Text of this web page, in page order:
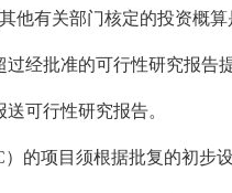
有关部门核定的投资概算
批准的可行性研究报告
可行性研究报告。
项目须根据批复的初步